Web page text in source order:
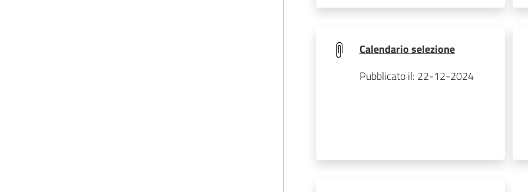
Calendario selezione
Pubblicato il: 22-12-2024